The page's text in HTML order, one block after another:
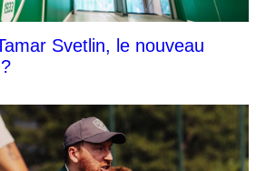
Svetlin, le nouveau